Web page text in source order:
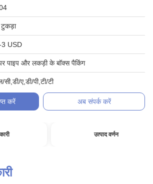
3 USD
पाइप और लकड़ी के बॉक्स पैकिंग
सी,डी/ए,डी/पी,टी/टी
करें अब संपर्क करें
उत्पाद वर्णन